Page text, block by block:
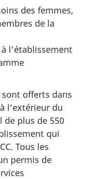
des femmes,
de la
l’établissement
sont offerts dans
l’extérieur du
de plus de 550
qui
Tous les
permis de